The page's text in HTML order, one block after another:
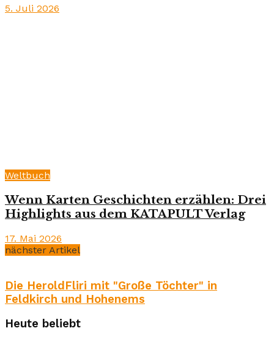
5. Juli 2026
Weltbuch
Wenn Karten Geschichten erzählen: Drei
Highlights aus dem KATAPULT Verlag
17. Mai 2026
nächster Artikel
Die HeroldFliri mit "Große Töchter" in
Feldkirch und Hohenems
Heute beliebt